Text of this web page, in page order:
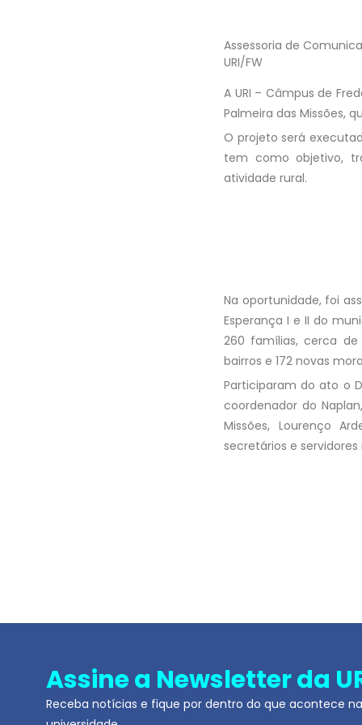
Assessoria de
URI/FW
A URI – Câmpus de
Palmeira das Missões,
O projeto será
tem como objetivo,
atividade rural.
Na oportunidade, foi
Esperança I e II do
260 famílias, cerca
bairros e 172 novas
Participaram do ato o
coordenador do
Missões, Lourenço
secretários e servidores
Assine a Newsletter da
Receba notícias e fique por dentro do que acontece